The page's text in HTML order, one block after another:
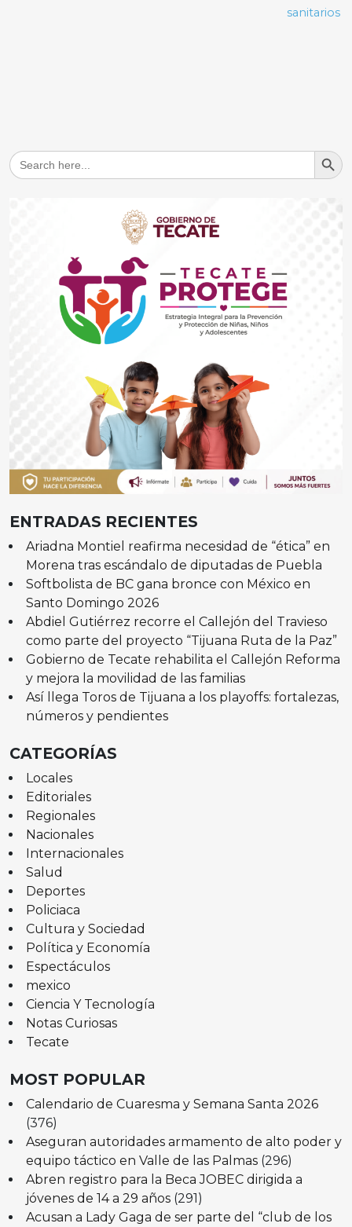
sanitarios
Search
for:
Search
ENTRADAS RECIENTES
Ariadna Montiel reafirma necesidad de “ética” en
Morena tras escándalo de diputadas de Puebla
Softbolista de BC gana bronce con México en
Santo Domingo 2026
Abdiel Gutiérrez recorre el Callejón del Travieso
como parte del proyecto “Tijuana Ruta de la Paz”
Gobierno de Tecate rehabilita el Callejón Reforma
y mejora la movilidad de las familias
Así llega Toros de Tijuana a los playoffs: fortalezas,
números y pendientes
CATEGORÍAS
Locales
Editoriales
Regionales
Nacionales
Internacionales
Salud
Deportes
Policiaca
Cultura y Sociedad
Política y Economía
Espectáculos
mexico
Ciencia Y Tecnología
Notas Curiosas
Tecate
MOST POPULAR
Calendario de Cuaresma y Semana Santa 2026
(376)
Aseguran autoridades armamento de alto poder y
equipo táctico en Valle de las Palmas (296)
Abren registro para la Beca JOBEC dirigida a
jóvenes de 14 a 29 años (291)
Acusan a Lady Gaga de ser parte del “club de los